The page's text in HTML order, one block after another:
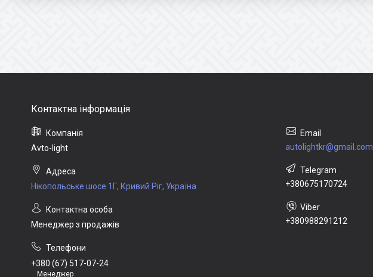
Avto-light
Нікопольське шосе 1Г, Кривий Ріг, Україна
Менеджер з продажів
+380 (67) 517-07-24
Менеджер
autolightkr@gmail.com
+380675170724
+380988291212